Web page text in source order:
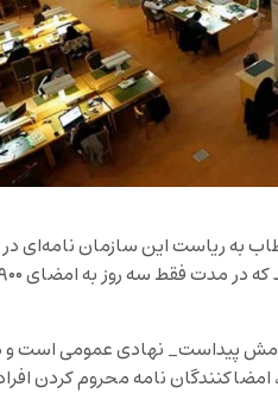
به ریاست این سازمان نامه‌ای
نامش پیداست_ نهادی عمومی است
نامه محروم کردن